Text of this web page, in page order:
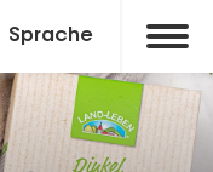
Sprache